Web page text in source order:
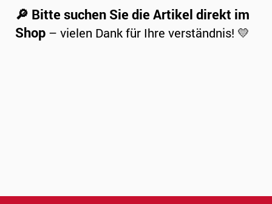
🔎 Bitte suchen Sie die Artikel direkt im
Shop – vielen Dank für Ihre verständnis! 💛